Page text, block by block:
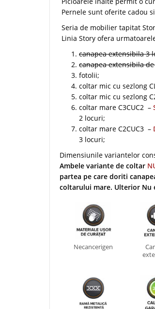
Pernele sunt oferite cadou
Seria de mobilier tapitat
Linia Story ofera
canapea extensibila 3
canapea extensibila
fotolii;
coltar mic cu sezlong
coltar mic cu sezlong
coltar mare C3CUC2 –
2 locuri;
coltar mare C2CUC3 –
3 locuri;
Dimensiunile variantelor
Ambele variante de coltar
partea pe care doriti
coltarului mare. Ulterior Nu
Necancerigen